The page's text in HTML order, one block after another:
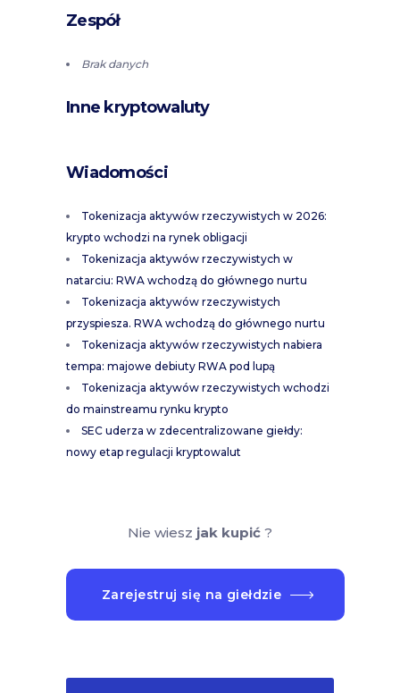
Zespół
Brak danych
Inne kryptowaluty
Wiadomości
Tokenizacja aktywów rzeczywistych w 2026:
krypto wchodzi na rynek obligacji
Tokenizacja aktywów rzeczywistych w
natarciu: RWA wchodzą do głównego nurtu
Tokenizacja aktywów rzeczywistych
przyspiesza. RWA wchodzą do głównego nurtu
Tokenizacja aktywów rzeczywistych nabiera
tempa: majowe debiuty RWA pod lupą
Tokenizacja aktywów rzeczywistych wchodzi
do mainstreamu rynku krypto
SEC uderza w zdecentralizowane giełdy:
nowy etap regulacji kryptowalut
Nie wiesz jak kupić?
Zarejestruj się na giełdzie